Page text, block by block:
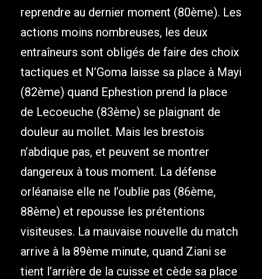
reprendre au dernier moment (80ème). Les
actions moins nombreuses, les deux
entraîneurs sont obligés de faire des choix
tactiques et N’Goma laisse sa place à Mayi
(82ème) quand Ephestion prend la place
de Lecoeuche (83ème) se plaignant de
douleur au mollet. Mais les brestois
n’abdique pas, et peuvent se montrer
dangereux à tous moment. La défense
orléanaise elle ne l’oublie pas (86ème,
88ème) et repousse les prétentions
visiteuses. La mauvaise nouvelle du match
arrive à la 89ème minute, quand Ziani se
tient l’arrière de la cuisse et cède sa place